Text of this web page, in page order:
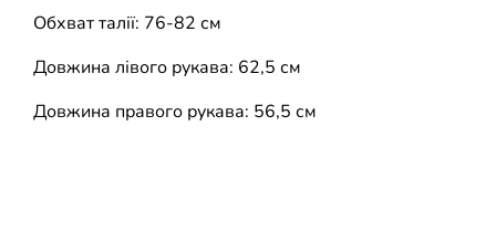
Обхват талії: 76-82 см
Довжина лівого рукава: 62,5 см
Довжина правого рукава: 56,5 см